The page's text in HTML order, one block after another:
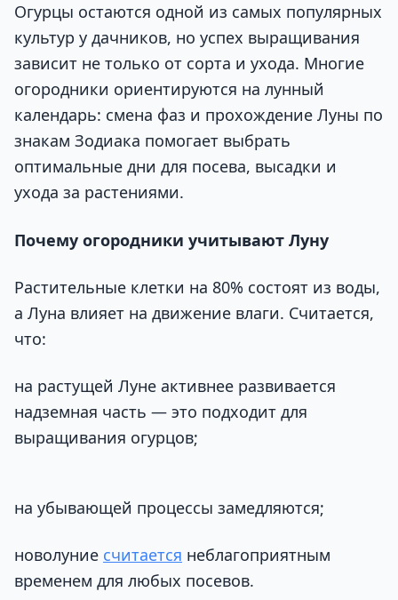
Огурцы остаются одной из самых популярных
культур у дачников, но успех выращивания
зависит не только от сорта и ухода. Многие
огородники ориентируются на лунный
календарь: смена фаз и прохождение Луны по
знакам Зодиака помогает выбрать
оптимальные дни для посева, высадки и
ухода за растениями.
Почему огородники учитывают Луну
Растительные клетки на 80% состоят из воды,
а Луна влияет на движение влаги. Считается,
что:
на растущей Луне активнее развивается
надземная часть — это подходит для
выращивания огурцов;
на убывающей процессы замедляются;
новолуние считается неблагоприятным
временем для любых посевов.